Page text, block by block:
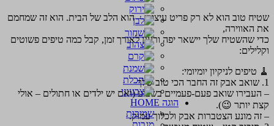
הוגה HOME
שמיכות
שטיח טוב הוא לא רק פריט עיצובי – הוא הלב של הבית. הוא זה שמחמם
את האווירה,
כדי שהשטיח שלך יישאר יפה ורענן לאורך זמן, קבל כמה טיפים פשוטים
וקלילים:
🧹 טיפים לניקיון יומיומי:
1. שואב אבק זה החבר הכי טוב שלך
– העבירו שואב פעם-פעמיים בשבוע (ואם יש ילדים או חתולים – אולי
קצת יותר 😉).
– זה מונע הצטברות אבק ולכלוך עמוק.